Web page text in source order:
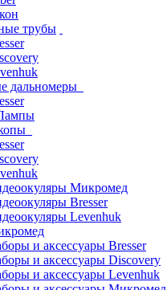
трубы
дальномеры
Микромед
Bresser
Levenhuk
и аксессуары Bresser
и аксессуары Discovery
и аксессуары Levenhuk